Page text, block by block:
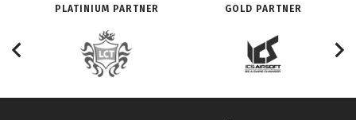
PLATINIUM PARTNER GOLD PARTNER